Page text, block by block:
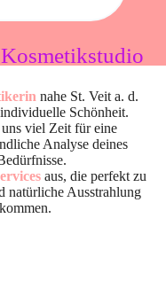
nahe St. Veit a. d.
Schönheit.
viel Zeit für eine
Analyse deines
aus, die perfekt zu
natürliche Ausstrahlung